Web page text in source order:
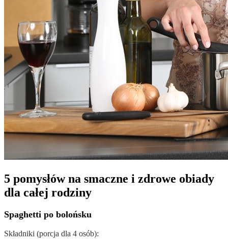
5 pomysłów na smaczne i zdrowe obiady
dla całej rodziny
Spaghetti po bolońsku
Składniki (porcja dla 4 osób):